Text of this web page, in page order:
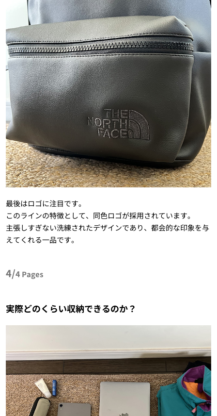
最後はロゴに注目です。
このラインの特徴として、同色ロゴが採用されています。
主張しすぎない洗練されたデザインであり、都会的な印象を与
えてくれる一品です。
4/4 Pages
実際どのくらい収納できるのか？